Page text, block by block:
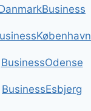
BusinessOdense
BusinessEsbjerg